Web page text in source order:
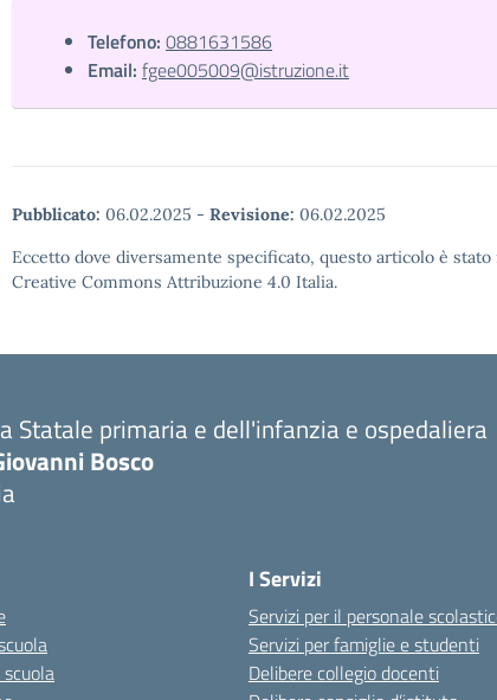
Telefono: 0881631586
Email: fgee005009@istruzione.it
Pubblicato: 06.02.2025 - Revisione: 06.02.2025
Eccetto dove diversamente specificato, questo articolo è
Creative Commons Attribuzione 4.0 Italia.
Statale primaria e dell'infanzia e ospedaliera
Bosco
I Servizi
Servizi per il personale
Servizi per famiglie e studenti
Delibere collegio docenti